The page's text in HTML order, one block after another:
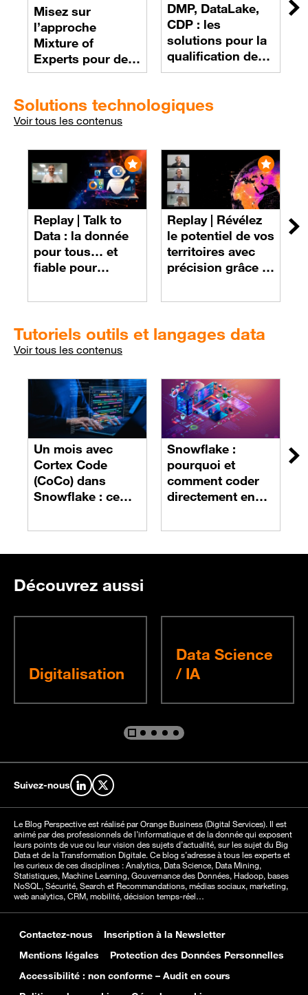
Misez sur
l’approche
Mixture of
Experts pour des
LLMs plus
efficaces
DMP, DataLake,
CDP : les
solutions pour la
qualification des
données
Solutions technologiques
Voir tous les contenus
Replay |
Data : la donnée
pour tous… et
fiable pour
Replay |
le potentiel de vos
territoires avec
précision grâce à
Tutoriels outils et langages data
Voir tous les contenus
Un mois avec
Cortex Code
(CoCo) dans
Snowflake : ce
vraiment
Snowflake :
pourquoi et
comment coder
directement en
Découvrez aussi
Digitalisation
Data Science
/ IA
Aller au contenu %s
Aller au contenu %s
Aller au contenu %s
Aller au contenu %s
Aller au contenu %s
Suivez-nous Retrouvez-nous sur LinkedIn
Retrouvez-nous sur X
Le Blog Perspective est réalisé par Orange Business (Digital Services). Il est
animé par des professionnels de l’informatique et de la donnée qui exposent
leurs points de vue ou leur vision des sujets d’actualité, sur les sujet du Big
Data et de la Transformation Digitale. Ce blog s’adresse à tous les experts et
les curieux de ces disciplines : Analytics, Data Science, Data Mining,
Statistiques, Machine Learning, Gouvernance des Données, Hadoop, bases
NoSQL, Sécurité, Search et Recommandations, médias sociaux, marketing,
web analytics, CRM, mobilité, décision temps-réel…
Contactez-nous
Inscription à la Newsletter
Mentions légales
Protection des Données Personnelles
Accessibilité : non conforme – Audit en cours